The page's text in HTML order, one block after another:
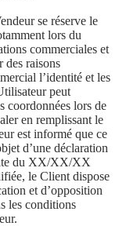
se réserve le
lors du
commerciales et
des raisons
l’identité et les
peut
coordonnées lors de
en remplissant le
est informé que ce
d’une déclaration
du XX/XX/XX
le Client dispose
et d’opposition
les conditions